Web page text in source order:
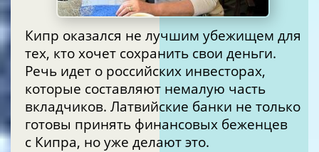
Кипр оказался не лучшим убежищем для
тех, кто хочет сохранить свои деньги.
Речь идет о российских инвесторах,
которые составляют немалую часть
вкладчиков. Латвийские банки не только
готовы принять финансовых беженцев
с Кипра, но уже делают это.